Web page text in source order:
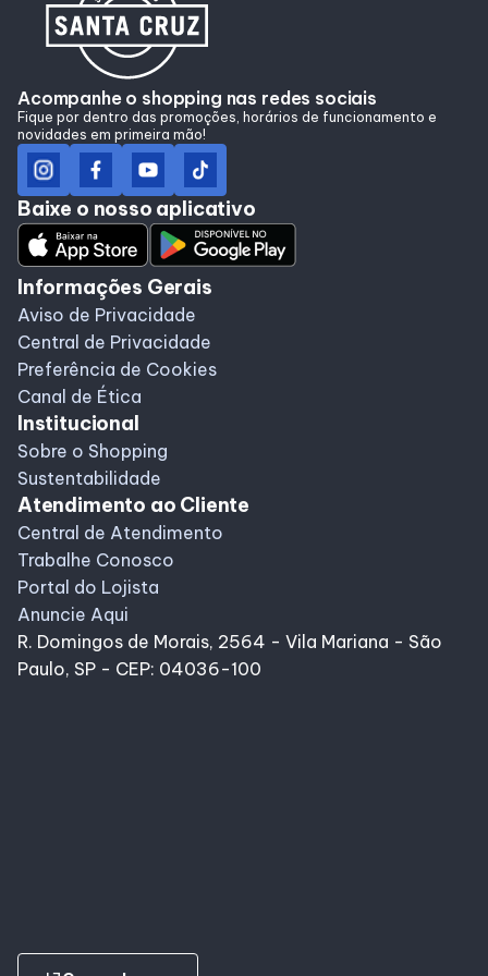
Lojas
Alimentação
Programa de benefícios
Acompanhe o shopping nas redes sociais
Fique por dentro das promoções, horários de funcionamento e
novidades em primeira mão!
Baixe o nosso aplicativo
Informações Gerais
Aviso de Privacidade
Central de Privacidade
Preferência de Cookies
Canal de Ética
Institucional
Sobre o Shopping
Sustentabilidade
Atendimento ao Cliente
Central de Atendimento
Trabalhe Conosco
Portal do Lojista
Anuncie Aqui
R. Domingos de Morais, 2564 - Vila Mariana - São
Paulo, SP - CEP: 04036-100